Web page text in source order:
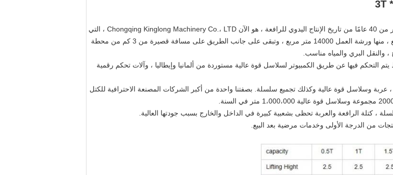
إن مصنع Chongqing Lifting Chain Block السابق ، الذي يمتلك أكثر من 40 عامًا من تاريخ الإنتاج اليدوي للرافعة ، هو الآن Chongqing Kinglong Machinery Co.، LTD ، التي
تقع في Chongqing ، الصين. تحتل الشركة مساحة 27000 متر مربع ، منها ورشة العمل 14000 متر مربع ، وتبقى على جانب الطريق على مسافة قصيرة من 3 كم من محطة
التحكم فيها عن طريق الكمبيوتر لسلاسل قوة عالية مستوردة من ألمانيا وإيطاليا ، وآلات تحكم رقمية
وسلاسل قوة عالية وكذلك تجميع سلسلة. بصفتنا واحدة من أكبر الشركات المصنعة الاحترافية للكتل